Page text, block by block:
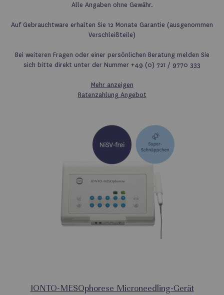
Alle Angaben ohne Gewähr.
Auf Gebrauchtware erhalten Sie 12 Monate Garantie (ausgenommen
Verschleißteile)
Bei weiteren Fragen oder einer persönlichen Beratung melden Sie
sich bitte direkt unter der Nummer +49 (0) 721 / 9770 333
Mehr anzeigen
Ratenzahlung Angebot
IONTO-MESOphorese Microneedling-Gerät